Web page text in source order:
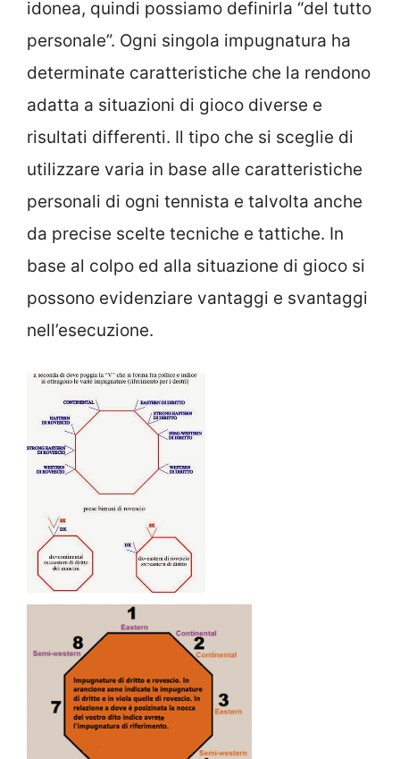
idonea, quindi possiamo definirla “del tutto
personale”. Ogni singola impugnatura ha
determinate caratteristiche che la rendono
adatta a situazioni di gioco diverse e
risultati differenti. Il tipo che si sceglie di
utilizzare varia in base alle caratteristiche
personali di ogni tennista e talvolta anche
da precise scelte tecniche e tattiche. In
base al colpo ed alla situazione di gioco si
possono evidenziare vantaggi e svantaggi
nell’esecuzione.